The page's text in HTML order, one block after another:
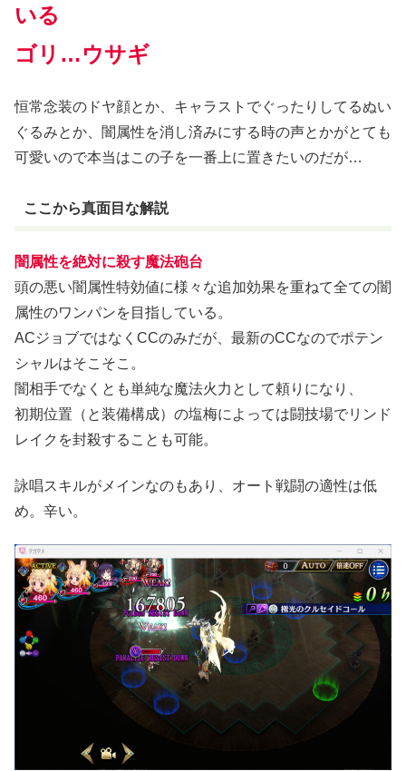
いる
ゴリ…ウサギ
恒常念装のドヤ顔とか、キャラストでぐったりしてるぬい
ぐるみとか、闇属性を消し済みにする時の声とかがとても
可愛いので本当はこの子を一番上に置きたいのだが…
ここから真面目な解説
闇属性を絶対に殺す魔法砲台
頭の悪い闇属性特効値に様々な追加効果を重ねて全ての闇
属性のワンパンを目指している。
ACジョブではなくCCのみだが、最新のCCなのでポテン
シャルはそこそこ。
闇相手でなくとも単純な魔法火力として頼りになり、
初期位置（と装備構成）の塩梅によっては闘技場でリンド
レイクを封殺することも可能。
詠唱スキルがメインなのもあり、オート戦闘の適性は低
め。辛い。